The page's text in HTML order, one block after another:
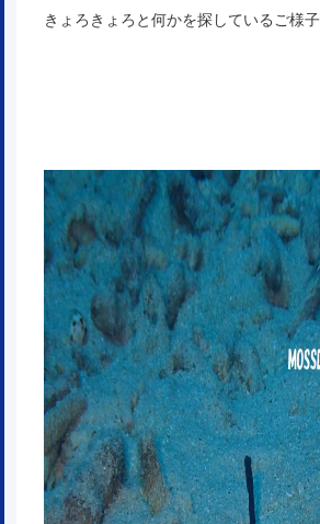
きょろきょろと何かを探しているご様